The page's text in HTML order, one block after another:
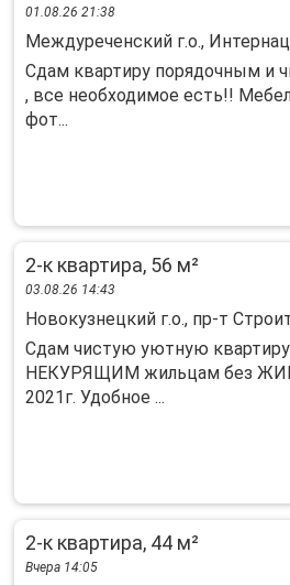
01.08.26 21:38
Междуреченский г.о.,
Сдам квартиру порядочным и
, все необходимое есть!!
фот...
2-к квартира, 56 м²
03.08.26 14:43
Новокузнецкий г.о., пр-т
Сдaм чиcтую уютную
НЕКУPЯЩИМ жильцaм без
2021г. Удoбнoe ...
2-к квартира, 44 м²
Вчера 14:05